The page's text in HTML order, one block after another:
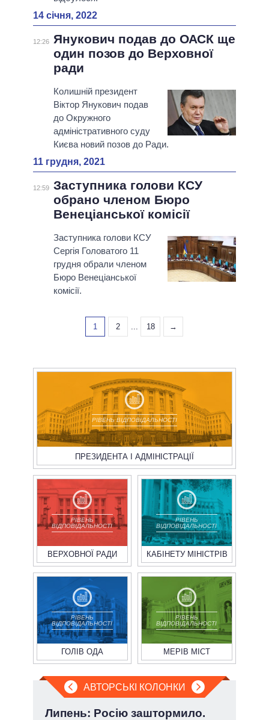
14 січня, 2022
12:26
Янукович подав до ОАСК ще
один позов до Верховної
ради
Колишній президент
Віктор Янукович подав
до Окружного
адміністративного суду
Києва новий позов до Ради.
11 грудня, 2021
12:59 Заступника голови КСУ
обрано членом Бюро
Венеціанської комісії
Заступника голови КСУ
Сергія Головатого 11
грудня обрали членом
Бюро Венеціанської
комісії.
1 2 ... 18 →
РІВЕНЬ ВІДПОВІДАЛЬНОСТІ
ПРЕЗИДЕНТА І АДМІНІСТРАЦІЇ
РІВЕНЬ
ВІДПОВІДАЛЬНОСТІ
ВЕРХОВНОЇ РАДИ
РІВЕНЬ
ВІДПОВІДАЛЬНОСТІ
КАБІНЕТУ МІНІСТРІВ
РІВЕНЬ
ВІДПОВІДАЛЬНОСТІ
ГОЛІВ ОДА
РІВЕНЬ
ВІДПОВІДАЛЬНОСТІ
МЕРІВ МІСТ
АВТОРСЬКІ КОЛОНКИ
Липень: Росію заштормило.